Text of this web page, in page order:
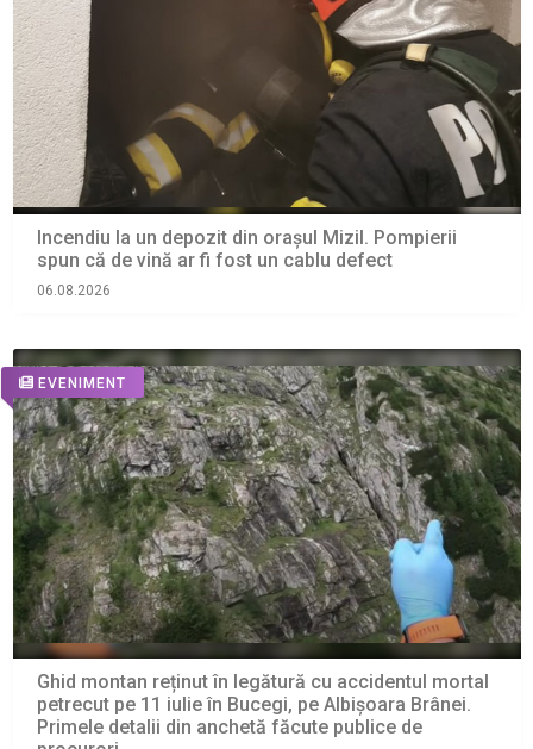
Incendiu la un depozit din orașul Mizil. Pompierii
spun că de vină ar fi fost un cablu defect
06.08.2026
EVENIMENT
Ghid montan reținut în legătură cu accidentul mortal
petrecut pe 11 iulie în Bucegi, pe Albișoara Brânei.
Primele detalii din anchetă făcute publice de